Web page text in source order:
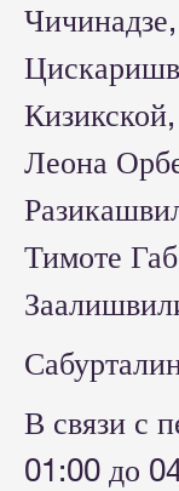
Леона
Тимоте
В связи с
01:00 до